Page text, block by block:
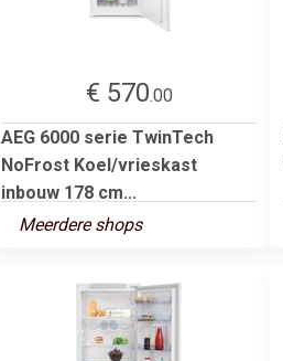
€ 570.00
AEG 6000 serie TwinTech
NoFrost Koel/vrieskast
inbouw 178 cm...
Meerdere shops